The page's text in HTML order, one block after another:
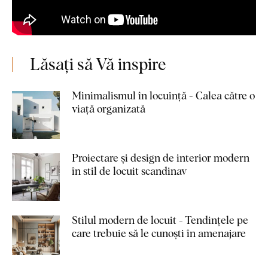
Lăsați să Vă inspire
Minimalismul în locuință - Calea către o
viață organizată
Proiectare și design de interior modern
în stil de locuit scandinav
Stilul modern de locuit - Tendințele pe
care trebuie să le cunoști în amenajare